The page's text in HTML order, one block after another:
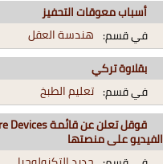
أسباب معوقات التحفيز
في قسم: هندسة العقل
بقلاوة تركي
في قسم: تعليم الطبخ
الفيديو على منصتها